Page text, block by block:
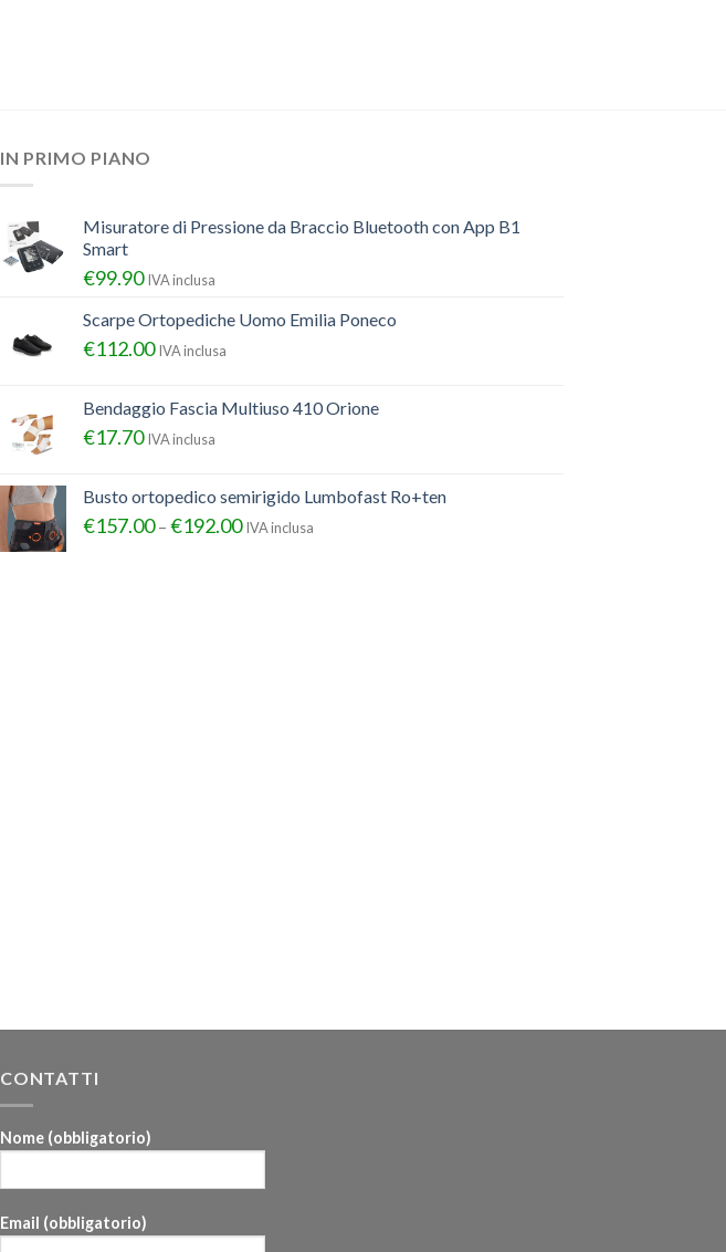
IN PRIMO PIANO
Misuratore di Pressione da Braccio Bluetooth con App B1
Smart
€99.90 IVA inclusa
Scarpe Ortopediche Uomo Emilia Poneco
€112.00 IVA inclusa
Bendaggio Fascia Multiuso 410 Orione
€17.70 IVA inclusa
Busto ortopedico semirigido Lumbofast Ro+ten
€157.00– €192.00 IVA inclusa
CONTATTI
Nome (obbligatorio)
Email (obbligatorio)